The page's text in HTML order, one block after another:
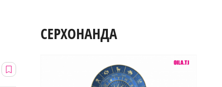
СЕРХОНАНДА